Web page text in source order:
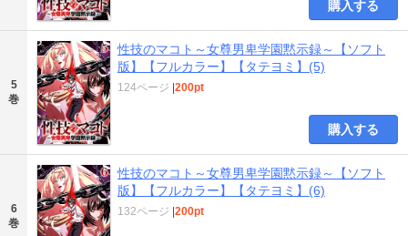
購入する
5
巻
性技のマコト～女尊男卑学園黙示録～【ソフト
版】【フルカラー】【タテヨミ】(5)
124ページ |200pt
購入する
6
巻
性技のマコト～女尊男卑学園黙示録～【ソフト
版】【フルカラー】【タテヨミ】(6)
132ページ |200pt